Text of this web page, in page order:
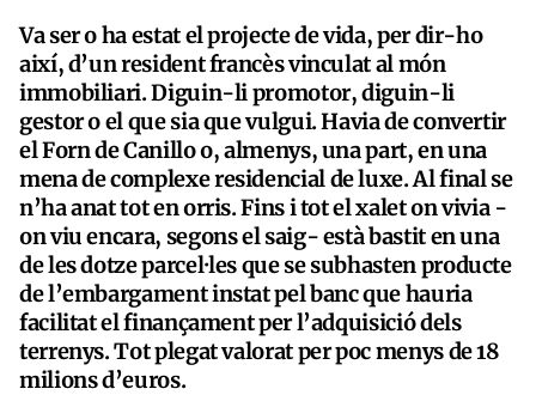
Va ser o ha estat el projecte de vida, per dir-ho
així, d’un resident francès vinculat al món
immobiliari. Diguin-li promotor, diguin-li
gestor o el que sia que vulgui. Havia de convertir
el Forn de Canillo o, almenys, una part, en una
mena de complexe residencial de luxe. Al final se
n’ha anat tot en orris. Fins i tot el xalet on vivia -
on viu encara, segons el saig- està bastit en una
de les dotze parcel·les que se subhasten producte
de l’embargament instat pel banc que hauria
facilitat el finançament per l’adquisició dels
terrenys. Tot plegat valorat per poc menys de 18
milions d’euros.